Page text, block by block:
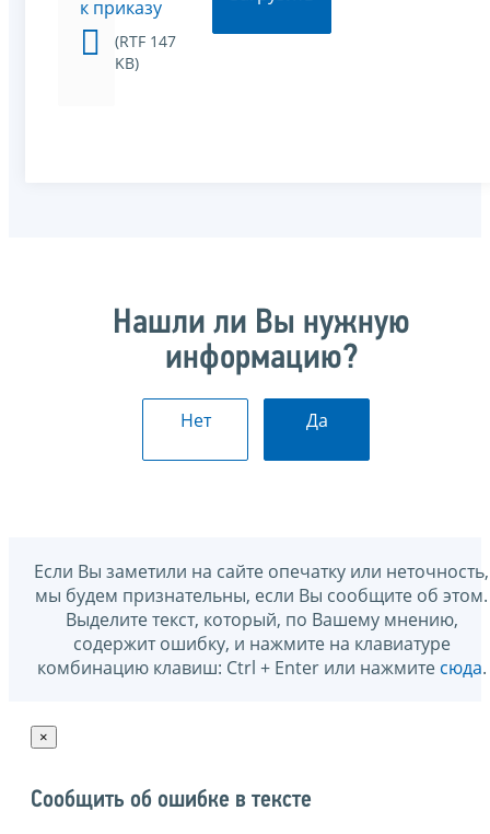
к приказу
(RTF 147
KB)
Нашли ли Вы нужную
информацию?
Нет Да
Если Вы заметили на сайте опечатку или неточность,
мы будем признательны, если Вы сообщите об этом.
Выделите текст, который, по Вашему мнению,
содержит ошибку, и нажмите на клавиатуре
комбинацию клавиш: Ctrl + Enter или нажмите сюда.
×
Сообщить об ошибке в тексте